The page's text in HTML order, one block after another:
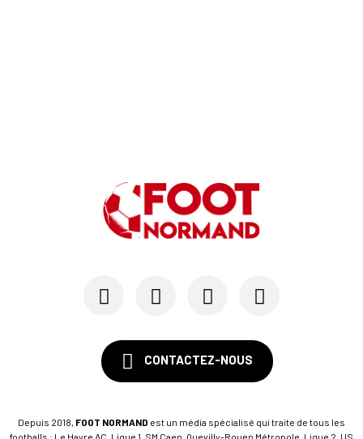
CONTACTEZ-NOUS
Depuis 2018, FOOT NORMAND est un média spécialisé qui traite de tous les